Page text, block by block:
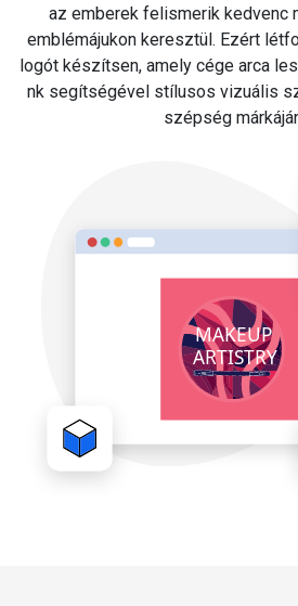
az emberek felismerik kedvenc
emblémájukon keresztül. Ezért
logót készítsen, amely cége arca
nk segítségével stílusos vizuális
szépség